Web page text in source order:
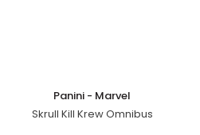
Panini - Marvel
Skrull Kill Krew Omnibus